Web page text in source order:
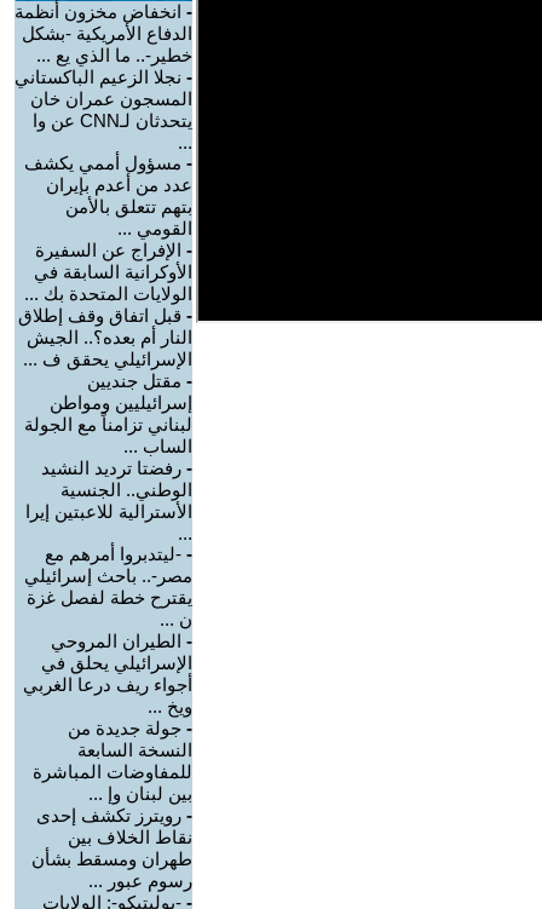
- انخفاض مخزون أنظمة
الدفاع الأمريكية -بشكل
خطير-.. ما الذي يع ...
- نجلا الزعيم الباكستاني
المسجون عمران خان
يتحدثان لـCNN عن وا
...
- مسؤول أممي يكشف
عدد من أعدم بإيران
بتهم تتعلق بالأمن
القومي ...
- الإفراج عن السفيرة
الأوكرانية السابقة في
الولايات المتحدة بك ...
- قبل اتفاق وقف إطلاق
النار أم بعده؟.. الجيش
الإسرائيلي يحقق ف ...
- مقتل جنديين
إسرائيليين ومواطن
لبناني تزامناً مع الجولة
الساب ...
- رفضتا ترديد النشيد
الوطني.. الجنسية
الأسترالية للاعبتين إيرا
...
- -ليتدبروا أمرهم مع
مصر-.. باحث إسرائيلي
يقترح خطة لفصل غزة
ن ...
- الطيران المروحي
الإسرائيلي يحلق في
أجواء ريف درعا الغربي
ويخ ...
- جولة جديدة من
النسخة السابعة
للمفاوضات المباشرة
بين لبنان وإ ...
- رويترز تكشف إحدى
نقاط الخلاف بين
طهران ومسقط بشأن
رسوم عبور ...
- -بوليتيكو-: الولايات